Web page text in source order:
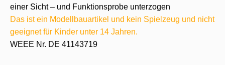
einer Sicht – und Funktionsprobe unterzogen
Das ist ein Modellbauartikel und kein Spielzeug und nicht
geeignet für Kinder unter 14 Jahren.
WEEE Nr. DE 41143719